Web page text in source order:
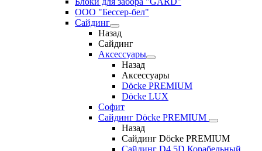
ООО "Бессер-бел"
Сайдинг
Назад
Сайдинг
Аксессуары
Назад
Аксессуары
Döcke PREMIUM
Döcke LUX
Софит
Сайдинг Döcke PREMIUM
Назад
Сайдинг Döcke PREMIUM
Сайдинг D4.5D Корабельный